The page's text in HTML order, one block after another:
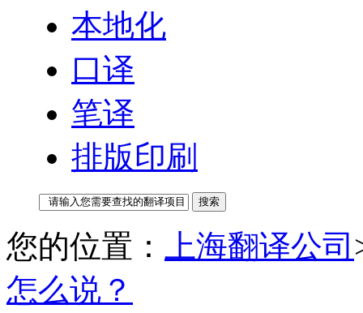
本地化
口译
笔译
排版印刷
您的位置： 上海翻译公司
怎么说？